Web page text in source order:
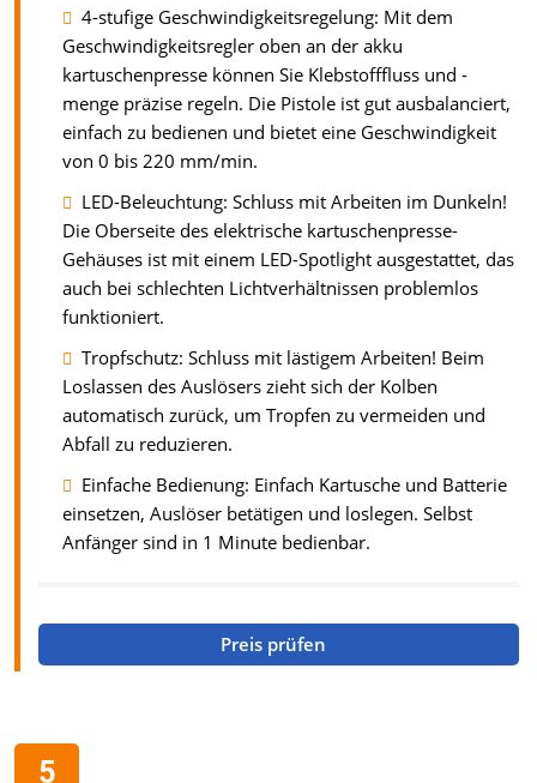
4-stufige Geschwindigkeitsregelung: Mit dem
Geschwindigkeitsregler oben an der akku
kartuschenpresse können Sie Klebstofffluss und -
menge präzise regeln. Die Pistole ist gut ausbalanciert,
einfach zu bedienen und bietet eine Geschwindigkeit
von 0 bis 220 mm/min.
LED-Beleuchtung: Schluss mit Arbeiten im Dunkeln!
Die Oberseite des elektrische kartuschenpresse-
Gehäuses ist mit einem LED-Spotlight ausgestattet, das
auch bei schlechten Lichtverhältnissen problemlos
funktioniert.
Tropfschutz: Schluss mit lästigem Arbeiten! Beim
Loslassen des Auslösers zieht sich der Kolben
automatisch zurück, um Tropfen zu vermeiden und
Abfall zu reduzieren.
Einfache Bedienung: Einfach Kartusche und Batterie
einsetzen, Auslöser betätigen und loslegen. Selbst
Anfänger sind in 1 Minute bedienbar.
Preis prüfen